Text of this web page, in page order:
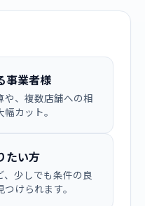
事業者様
や、複数店舗への相
カット。
たい方
、少しでも条件の良
けられます。